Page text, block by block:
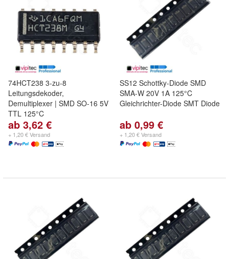
74HCT238 3-zu-8
Leitungsdekoder,
Demultiplexer | SMD SO-16 5V
TTL 125°C
ab 3,62 €
+ 1,20 € Versand
SS12 Schottky-Diode SMD
SMA-W 20V 1A 125°C
Gleichrichter-Diode SMT Diode
ab 0,99 €
+ 1,20 € Versand